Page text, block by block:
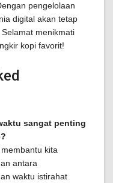
pengelolaan
digital akan tetap
menikmati
kopi favorit!
sangat penting
kita
antara
waktu istirahat